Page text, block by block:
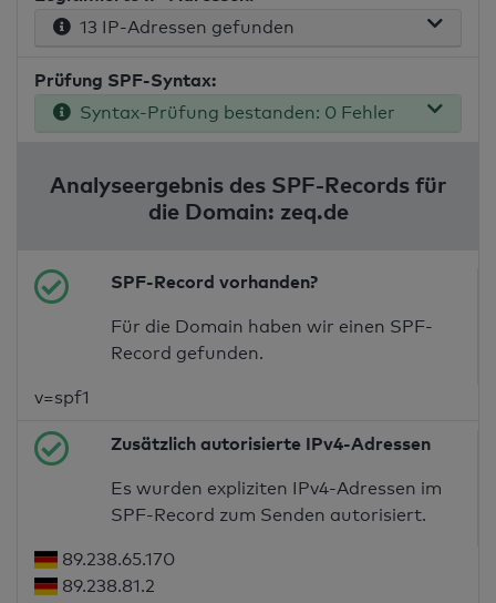
13 IP-Adressen gefunden
Prüfung SPF-Syntax:
Syntax-Prüfung bestanden: 0 Fehler
Analyseergebnis des SPF-Records für
die Domain: zeq.de
SPF-Record vorhanden?
Für die Domain haben wir einen SPF-
Record gefunden.
v=spf1
Zusätzlich autorisierte IPv4-Adressen
Es wurden expliziten IPv4-Adressen im
SPF-Record zum Senden autorisiert.
89.238.65.170
89.238.81.2